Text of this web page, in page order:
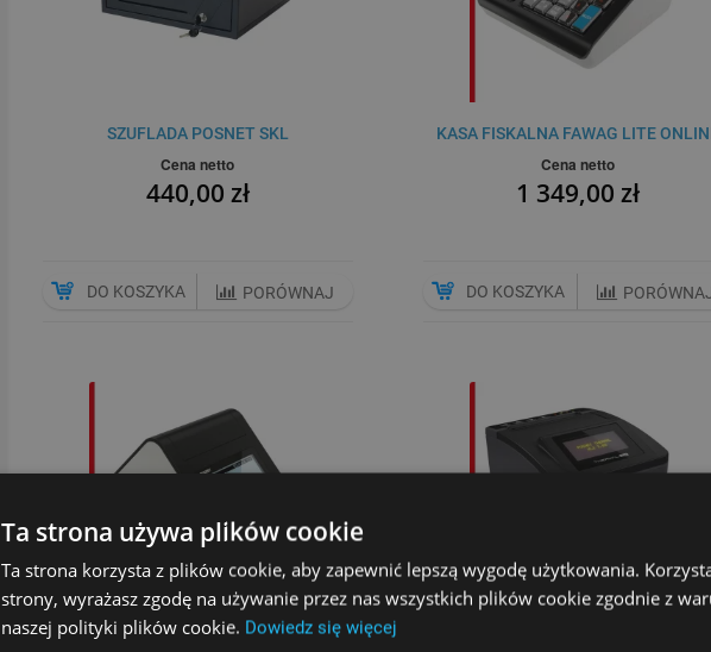
SZUFLADA POSNET SKL
Cena netto
440,00 zł
DO KOSZYKA PORÓWNAJ
KASA FISKALNA FAWAG LITE
Cena netto
1 349,00 zł
DO KOSZYKA
DRUKARKA FISKALNA POSNET TRIO
Ta strona używa plików cookie
Ta strona korzysta z plików cookie, aby zapewnić lepszą wygodę użytkowania.
strony, wyrażasz zgodę na używanie przez nas wszystkich plików cookie zgodnie z
naszej polityki plików cookie. Dowiedz się więcej